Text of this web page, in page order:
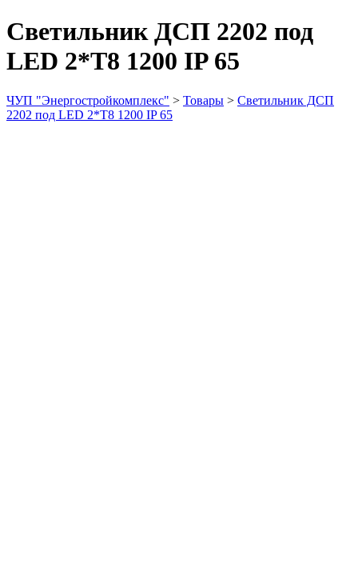
Светильник ДСП 2202 под
LED 2*T8 1200 IP 65
ЧУП "Энергостройкомплекс" > Товары > Светильник ДСП
2202 под LED 2*T8 1200 IP 65